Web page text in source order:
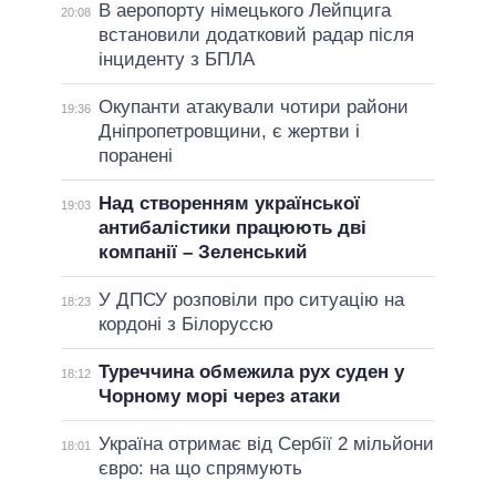
20:08
В аеропорту німецького Лейпцига
встановили додатковий радар після
інциденту з БПЛА
19:36 Окупанти атакували чотири райони
Дніпропетровщини, є жертви і
поранені
19:03
Над створенням української
антибалістики працюють дві
компанії – Зеленський
18:23 У ДПСУ розповіли про ситуацію на
кордоні з Білоруссю
18:12 Туреччина обмежила рух суден у
Чорному морі через атаки
18:01 Україна отримає від Сербії 2 мільйони
євро: на що спрямують